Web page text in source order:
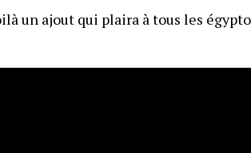
un ajout qui plaira à tous les